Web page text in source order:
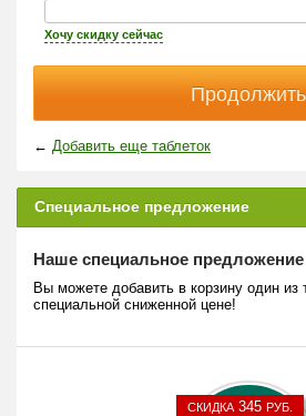
Хочу скидку сейчас
← Добавить еще таблеток
Специальное предложение
Наше специальное
Вы можете добавить в корзину один из
специальной сниженной цене!
СКИДКА345 РУБ.